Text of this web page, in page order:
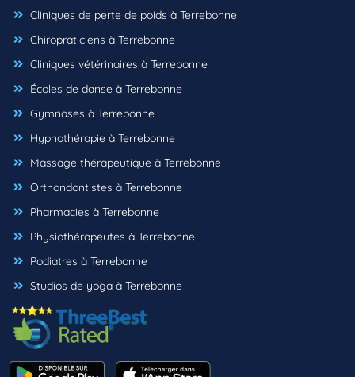
Cliniques de perte de poids à Terrebonne
Chiropraticiens à Terrebonne
Cliniques vétérinaires à Terrebonne
Écoles de danse à Terrebonne
Gymnases à Terrebonne
Hypnothérapie à Terrebonne
Massage thérapeutique à Terrebonne
Orthondontistes à Terrebonne
Pharmacies à Terrebonne
Physiothérapeutes à Terrebonne
Podiatres à Terrebonne
Studios de yoga à Terrebonne